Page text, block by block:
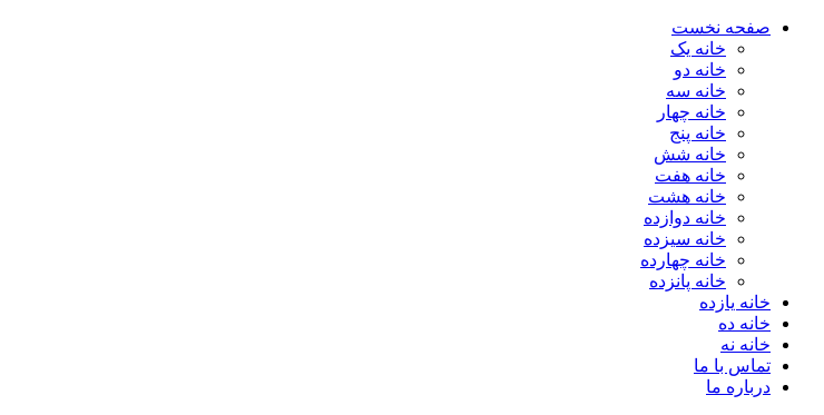
صفحه نخست
خانه یک
خانه دو
خانه سه
خانه چهار
خانه پنج
خانه شش
خانه هفت
خانه هشت
خانه دوازده
خانه سیزده
خانه چهارده
خانه پانزده
خانه یازده
خانه ده
خانه نه
تماس با ما
درباره ما